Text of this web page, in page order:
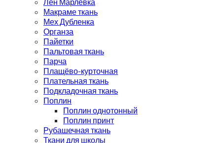
Макраме ткань
Мех Дубленка
Органза
Пайетки
Пальтовая ткань
Парча
Плащёво-курточная
Плательная ткань
Подкладочная ткань
Поплин
Поплин однотонный
Поплин принт
Рубашечная ткань
Ткани для школы